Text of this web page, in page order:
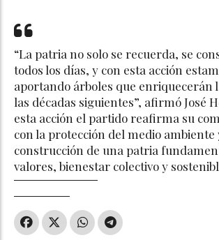
“La patria no solo se recuerda, se
todos los días, y con esta acción
aportando árboles que enriquecerán
las décadas siguientes”, afirmó José
esta acción el partido reafirma su
con la protección del medio ambiente
construcción de una patria
valores, bienestar colectivo y